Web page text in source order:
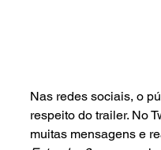
Nas redes sociais, o
respeito do trailer. No
muitas mensagens e